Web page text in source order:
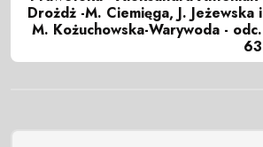
Drożdż -M. Ciemięga, J. Jeżewska i
M. Kożuchowska-Warywoda - odc.
63